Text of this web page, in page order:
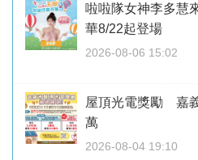
啦啦隊女神李多
華8/22起登場
2026-08-06 15:02
屋頂光電獎勵 嘉
萬
2026-08-04 19:10